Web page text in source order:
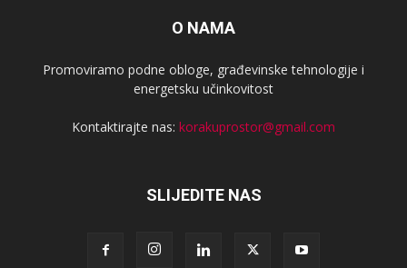
O NAMA
Promoviramo podne obloge, građevinske tehnologije i
energetsku učinkovitost
Kontaktirajte nas: korakuprostor@gmail.com
SLIJEDITE NAS